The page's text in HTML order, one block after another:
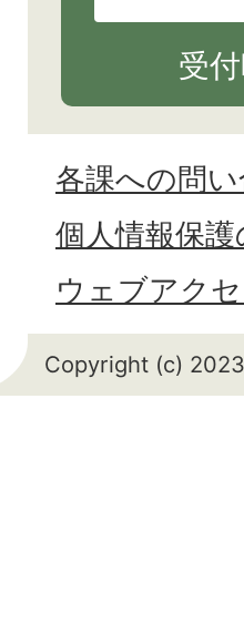
受
各課への問
個人情報保
ウェブアク
Copyright (c)